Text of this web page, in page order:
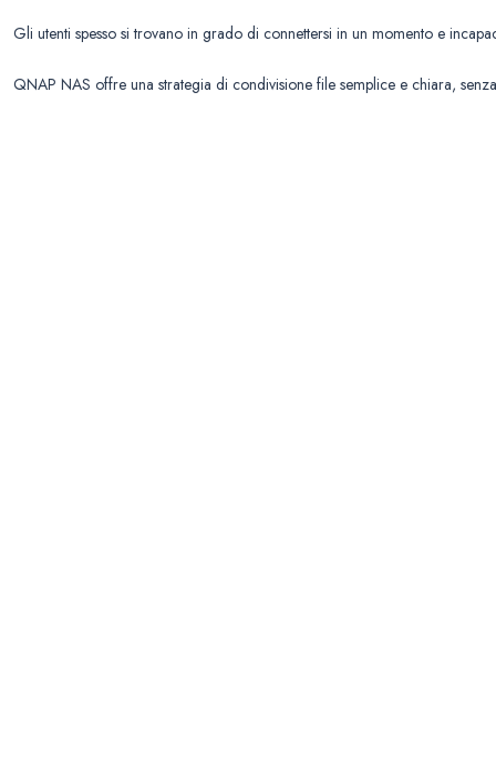
Gli utenti spesso si trovano in grado di connettersi in un momento e
QNAP NAS offre una strategia di condivisione file semplice e chiara,